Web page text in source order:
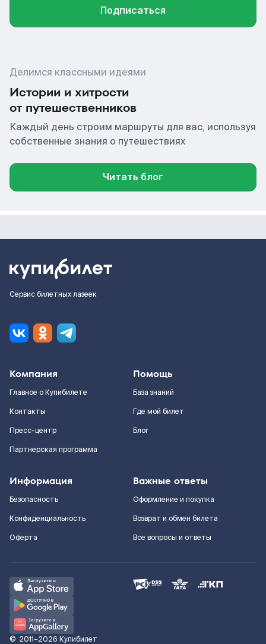
Подписаться
Делимся классными идеями
Истории и хитрости
от путешественников
Каждый день строим маршруты для вас, используя
собственные знания о путешествиях
Читать блог
Сервис билетных лазеек
Компания
Главное о Купибилете
Контакты
Пресс-центр
Партнерская программа
Помощь
База знаний
Где мой билет
Блог
Информация
Безопасность
Конфиденциальность
Оферта
Важные ответы
Оформление и покупка
Возврат и обмен билета
Все вопросы и ответы
© 2011–2026 Купибилет